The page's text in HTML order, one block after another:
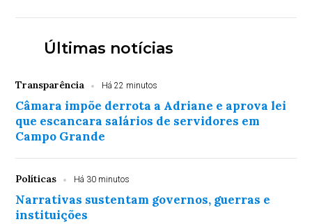
governador Eduardo Riedel, sob o tema “Um só povo, uma
Últimas notícias
Transparência Há 22 minutos
Câmara impõe derrota a Adriane e aprova lei
que escancara salários de servidores em
Campo Grande
Políticas Há 30 minutos
Narrativas sustentam governos, guerras e
instituições